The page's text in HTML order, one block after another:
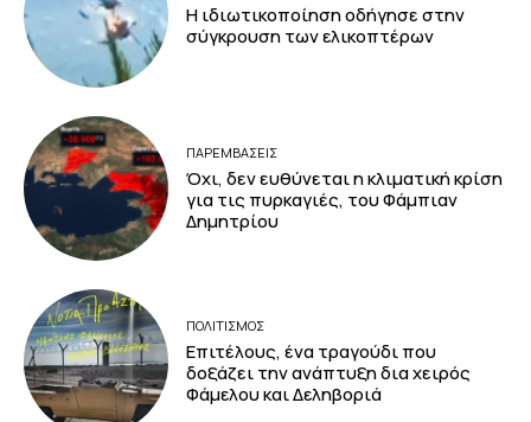
Η ιδιωτικοποίηση οδήγησε στην
σύγκρουση των ελικοπτέρων
ΠΑΡΕΜΒΑΣΕΙΣ
Όχι, δεν ευθύνεται η κλιματική κρίση
για τις πυρκαγιές, του Φάμπιαν
Δημητρίου
ΠΟΛΙΤΙΣΜΟΣ
Επιτέλους, ένα τραγούδι που
δοξάζει την ανάπτυξη δια χειρός
Φάμελου και Δεληβοριά